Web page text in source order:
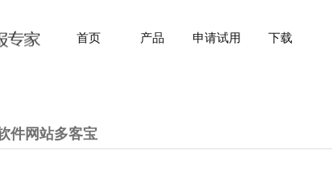
首页 产品 申请试用 下载
件网站多客宝